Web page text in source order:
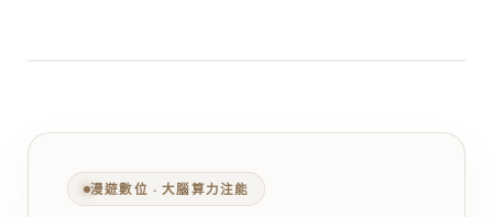
漫遊數位 ‧ 大腦算力注能